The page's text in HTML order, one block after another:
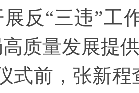
展反“三违”工
质量发展提
式前，张新